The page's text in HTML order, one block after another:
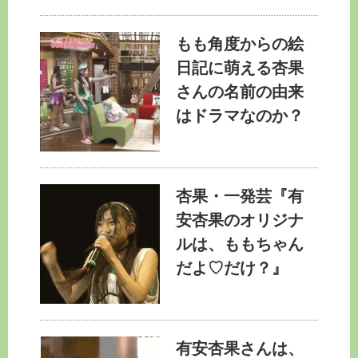
もも角度からの絵
日記に萌える杏果
さんの名前の由来
はドラマなのか？
杏果・一発芸『有
安杏果のオリジナ
ルは、ももちゃん
だよ♡だけ？』
有安杏果さんは、